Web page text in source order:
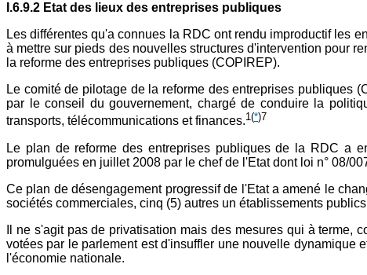
I.6.9.2 Etat des lieux des entreprises publiques
Les différentes qu'a connues la RDC ont rendu improductif les
à mettre sur pieds des nouvelles structures d'intervention pour
la reforme des entreprises publiques (COPIREP).
Le comité de pilotage de la reforme des entreprises publiques
par le conseil du gouvernement, chargé de conduire la
transports, télécommunications et finances.1(*)7
Le plan de reforme des entreprises publiques de la RDC a
promulguées en juillet 2008 par le chef de l'Etat dont loi n° 08/
Ce plan de désengagement progressif de l'Etat a amené le
sociétés commerciales, cinq (5) autres un établissements
Il ne s'agit pas de privatisation mais des mesures qui à
votées par le parlement est d'insuffler une nouvelle dynamique
l'économie nationale.